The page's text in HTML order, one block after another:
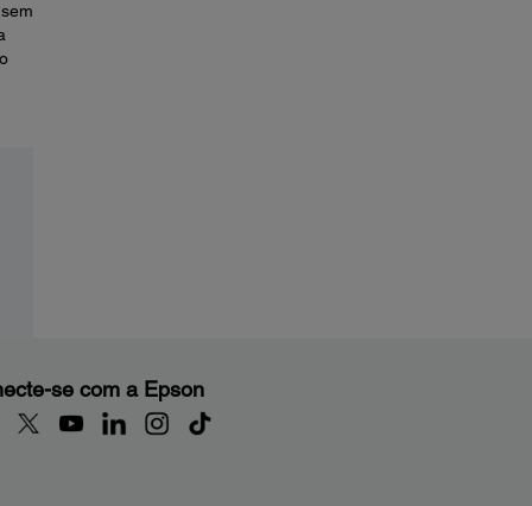
se com a Epson